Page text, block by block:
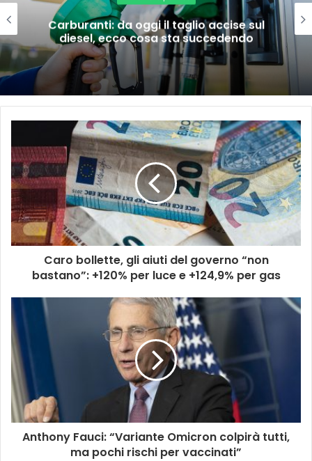
Carburanti: da oggi il taglio accise sul
diesel, ecco cosa sta succedendo
Caro bollette, gli aiuti del governo “non
bastano”: +120% per luce e +124,9% per gas
Anthony Fauci: “Variante Omicron colpirà tutti,
ma pochi rischi per vaccinati”